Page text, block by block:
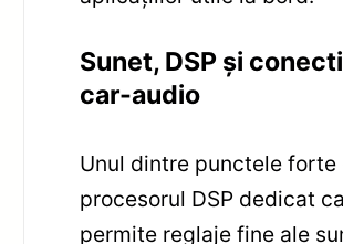
Sunet, DSP și
car-audio
Unul dintre punctele forte
procesorul DSP dedicat
permite reglaje fine ale